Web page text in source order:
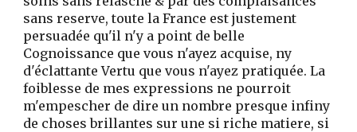
sans reserve, toute la France est justement
persuadée qu'il n'y a point de belle
Cognoissance que vous n'ayez acquise, ny
d'éclattante Vertu que vous n'ayez pratiquée. La
foiblesse de mes expressions ne pourroit
m'empescher de dire un nombre presque infiny
de choses brillantes sur une si riche matiere, si